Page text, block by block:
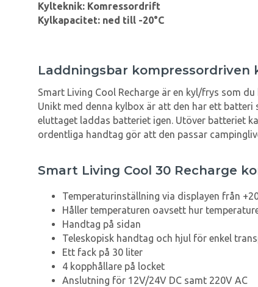
Kylteknik: Komressordrift
Kylkapacitet: ned till -20°C
Laddningsbar
Smart Living Cool Recharge är en kyl/frys som
Unikt med denna kylbox är att den har ett batteri
eluttaget laddas batteriet igen. Utöver batteriet
ordentliga handtag gör att den passar
Smart Living Cool 30 Recharge
Temperaturinställning via displayen från
Håller temperaturen oavsett hur
Handtag på sidan
Teleskopisk handtag och hjul för enkel
Ett fack på 30 liter
4 kopphållare på locket
Anslutning för 12V/24V DC samt 220V AC